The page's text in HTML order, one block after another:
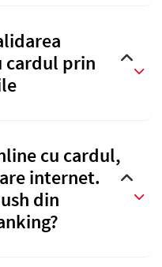
cardul prin
cu cardul,
internet.
din